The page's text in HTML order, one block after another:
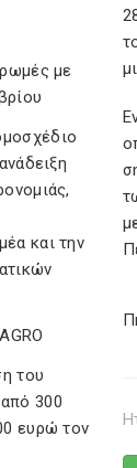
με
και την
του
300
ευρώ τον